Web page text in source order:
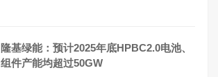
隆基绿能：预计2025年底HPBC2.0电池、
组件产能均超过50GW